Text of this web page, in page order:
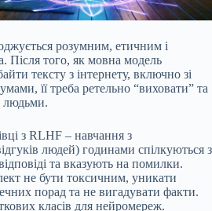
розумним, етичним і
Після того, як мовна модель
тексту з інтернету, включно зі
її треба ретельно “виховати” та
людьми.
з RLHF – навчання з
людей) годинами спілкуються з
та вказують на помилки.
не бути токсичним, уникати
порад та не вигадувати факти.
класів для нейромереж.